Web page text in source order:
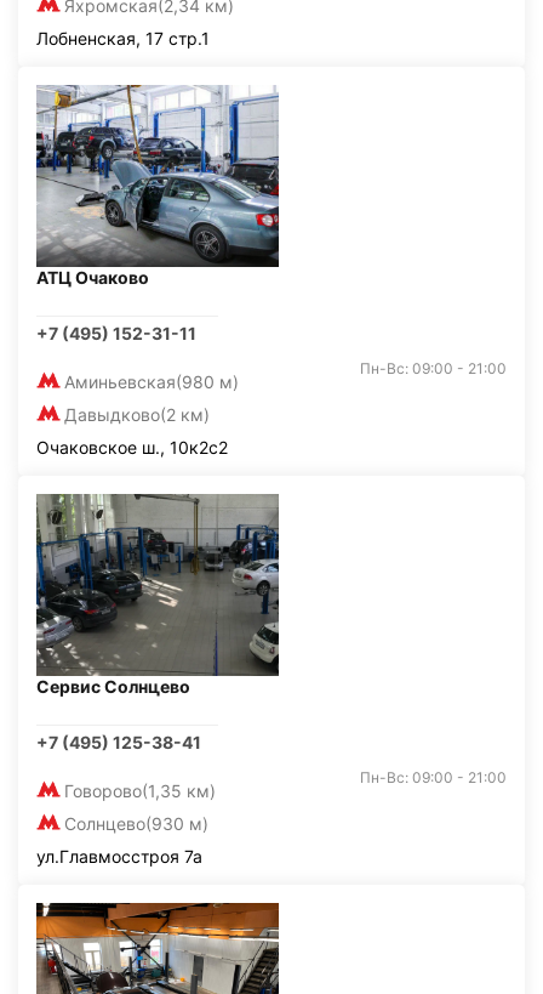
Яхромская(2,34 км)
Лобненская, 17 стр.1
АТЦ Очаково
+7 (495) 152-31-11
Аминьевская(980 м)
Давыдково(2 км)
Пн-Вс: 09:00 - 21:00
Очаковское ш., 10к2с2
Сервис Солнцево
+7 (495) 125-38-41
Говорово(1,35 км)
Солнцево(930 м)
Пн-Вс: 09:00 - 21:00
ул.Главмосстроя 7а